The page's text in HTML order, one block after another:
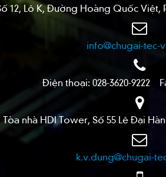
12, Lô K, Đường Hoàng Quốc
info@chugai-tec-
Điện thoại: 028-3620-9222
Tòa nhà HDI Tower, Số 55 Lê Đại
k.v.dung@chugai-